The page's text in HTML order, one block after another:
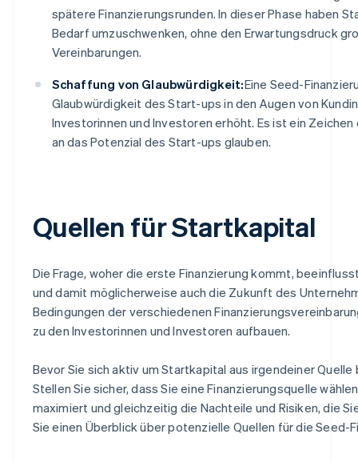
spätere Finanzierungsrunden. In dieser Phase haben
Bedarf umzuschwenken, ohne den Erwartungsdruck
Vereinbarungen.
Schaffung von Glaubwürdigkeit:Eine Seed-
Glaubwürdigkeit des Start-ups in den Augen von
Investorinnen und Investoren erhöht. Es ist ein
an das Potenzial des Start-ups glauben.
Quellen für Startkapital
Die Frage, woher die erste Finanzierung kommt,
und damit möglicherweise auch die Zukunft des
Bedingungen der verschiedenen
zu den Investorinnen und Investoren aufbauen.
Bevor Sie sich aktiv um Startkapital aus irgendeiner
Stellen Sie sicher, dass Sie eine Finanzierungsquelle
maximiert und gleichzeitig die Nachteile und Risiken, die
Sie einen Überblick über potenzielle Quellen für die Seed-